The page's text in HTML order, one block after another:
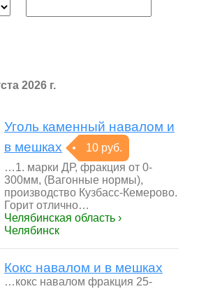
2026 г.
Уголь каменный навалом и
в мешках
10 руб.
…1. марки ДР, фракция от 0-
300мм, (Вагонные нормы),
производство Кузбасс-Кемерово.
Горит отлично…
Челябинская область ›
Челябинск
Кокс навалом и в мешках
…кокс навалом фракция 25-